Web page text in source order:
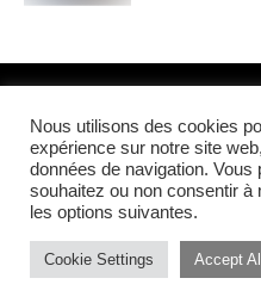
Paris Global
QUI SOMMES-NOUS
MENTIONS LÉGALES
Nous utilisons des cookies
expérience sur notre site
données de navigation.
souhaitez ou non consentir
les options suivantes.
Cookie Settings Accept All